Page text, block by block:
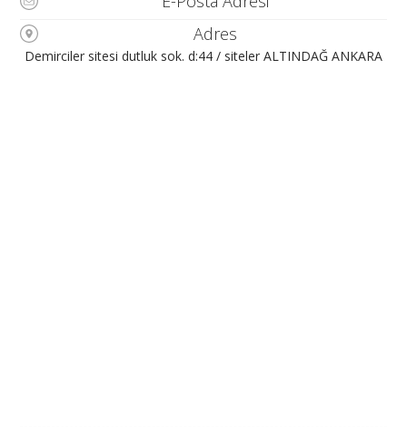
Adres
Demirciler sitesi dutluk sok. d:44 / siteler ALTINDAĞ ANKARA